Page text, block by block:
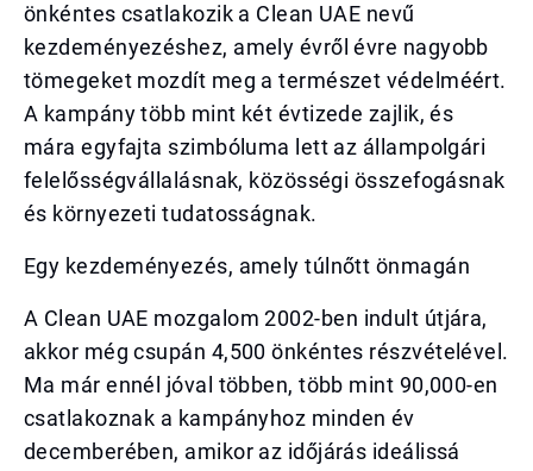
önkéntes csatlakozik a Clean UAE nevű
kezdeményezéshez, amely évről évre nagyobb
tömegeket mozdít meg a természet védelméért.
A kampány több mint két évtizede zajlik, és
mára egyfajta szimbóluma lett az állampolgári
felelősségvállalásnak, közösségi összefogásnak
és környezeti tudatosságnak.
Egy kezdeményezés, amely túlnőtt önmagán
A Clean UAE mozgalom 2002-ben indult útjára,
akkor még csupán 4,500 önkéntes részvételével.
Ma már ennél jóval többen, több mint 90,000-en
csatlakoznak a kampányhoz minden év
decemberében, amikor az időjárás ideálissá